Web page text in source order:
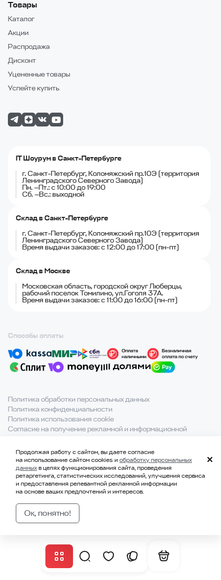
Товары
Каталог
Акции
Распродажа
Дисконт
Уцененные товары
Успейте купить
IT Шоурум в Санкт-Петербурге
г. Санкт-Петербург, Коломяжский пр.10Э (территория
Ленинградского Северного Завода)
Пн. —Пт.: с 10:00 до 19:00
Сб. —Вс.: выходной
Склад в Санкт-Петербурге
г. Санкт-Петербург, Коломяжский пр.10Э (территория
Ленинградского Северного Завода)
Время выдачи заказов: с 12:00 до 17:00 (пн-пт)
Склад в Москве
Московская область, городской округ Люберцы,
рабочий поселок Томилино, ул.Гоголя 37А.
Время выдачи заказов: с 11:00 до 16:00 (пн-пт)
Способы оплаты
Политика обработки персональных данных
Политика конфиденциальности
Политика использования cookie
Согласие на получение рекламной и информационной
При полном или частичном использовании материалов с
сайта ссылка на источник обязательна.
© 2021-2026, ООО «ВКВАДРАТЕ»
ИНН 7814707183
ОГРН 1177847328229
Продолжая работу с сайтом, вы даете согласие
на использование сайтом cookies иобработку персональных
данныхв целях функционирования сайта, проведения
ретаргетинга, статистических исследований, улучшения сервиса
и предоставления релевантной рекламной информации
на основе ваших предпочтений и интересов.
Ок, понятно!